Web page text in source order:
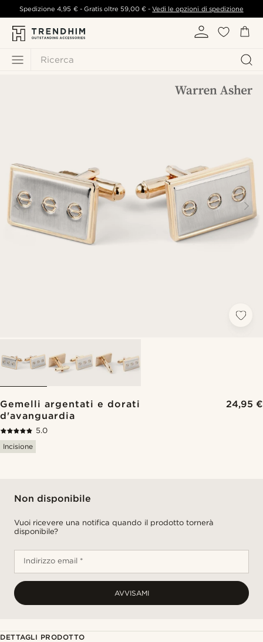
Ricerca
Spedizione4,95 €- Gratis oltre 59,00 € -Vedi le opzioni di spedizione
Gemelli argentati e dorati
d'avanguardia
24,95 €
5.0
Incisione
Non disponibile
Vuoi ricevere una notifica quando il prodotto tornerà
disponibile?
Indirizzo email *
AVVISAMI
DETTAGLI PRODOTTO